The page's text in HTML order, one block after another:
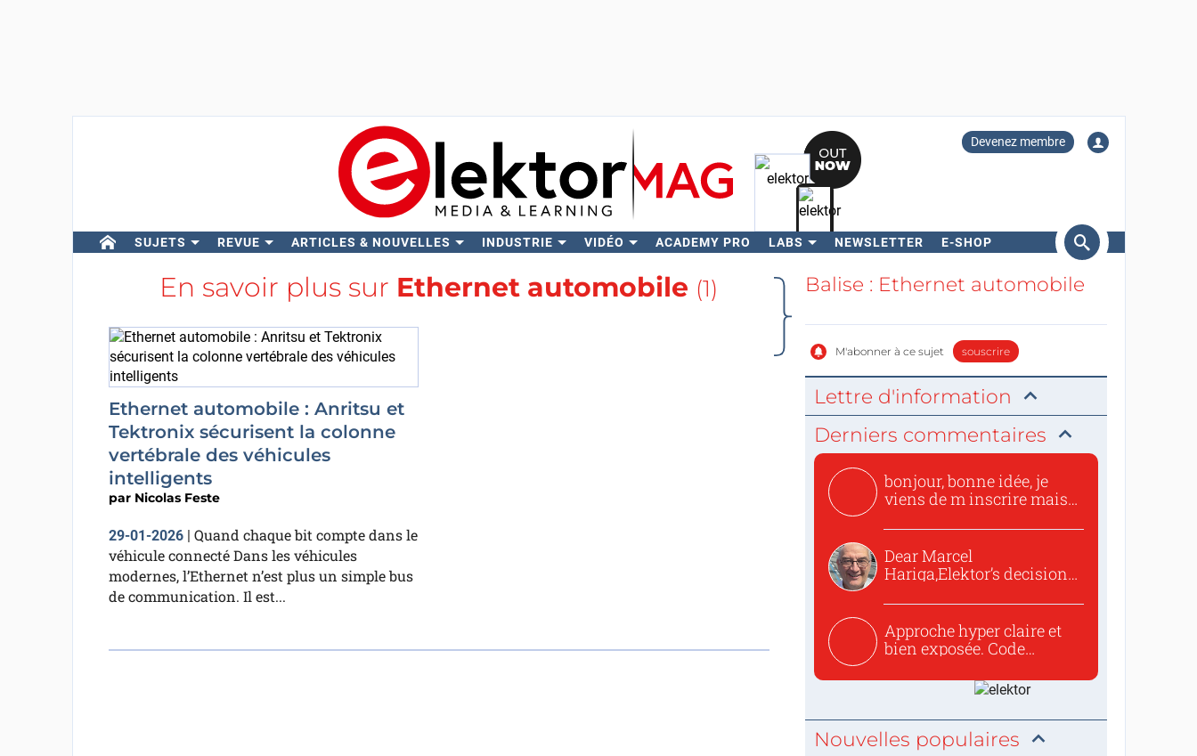
Devenez membre
SUJETS REVUE ARTICLES & NOUVELLES INDUSTRIE VIDÉO ACADEMY PRO LABS NEWSLETTER E-SHOP
Rechercher
En savoir plus sur Ethernet automobile (1)
Ethernet automobile : Anritsu et
Tektronix sécurisent la colonne
vertébrale des véhicules
intelligents
par Nicolas Feste
29-01-2026| Quand chaque bit compte dans le
véhicule connecté Dans les véhicules
modernes, l’Ethernet n’est plus un simple bus
de communication. Il est...
Balise : Ethernet automobile
M'abonner à ce sujet souscrire
Lettre d'information
Derniers commentaires
bonjour, bonne idée, je
viens de m inscrire mais
Dear Marcel
Hariga,Elektor’s decision
Approche hyper claire et
bien exposée. Code
Nouvelles populaires